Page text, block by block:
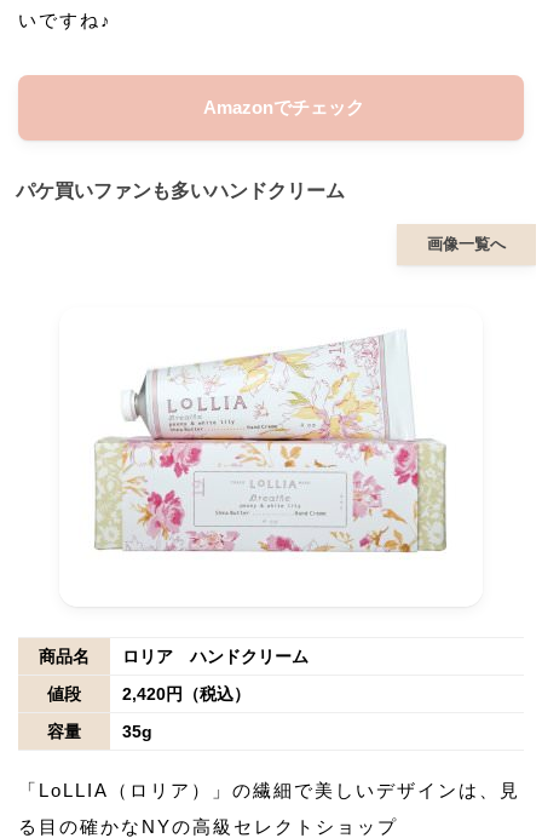
いですね♪
Amazonでチェック
パケ買いファンも多いハンドクリーム
画像一覧へ
商品名
ロリア ハンドクリーム
値段
2,420円（税込）
容量
35g
「LoLLIA（ロリア）」の繊細で美しいデザインは、見
る目の確かなNYの高級セレクトショップ